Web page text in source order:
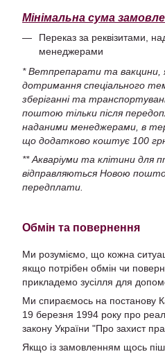
Мінімальна сума
Переказ за реквізитами,
менеджерами
* Ветпрепарати та вакцини,
дотримання спеціального
зберіганні та
поштою тільки після
наданими менеджерами, в
що додатково коштує 100
** Акваріуми та клітини для
відправляються Новою
передплати.
Обмін та повернення
Ми розуміємо, що кожна
якщо потрібен обмін чи
прикладемо зусілля для
Ми спираємось на постанову
19 березня 1994 року про
закону України "Про захист
Якщо із замовленням щось